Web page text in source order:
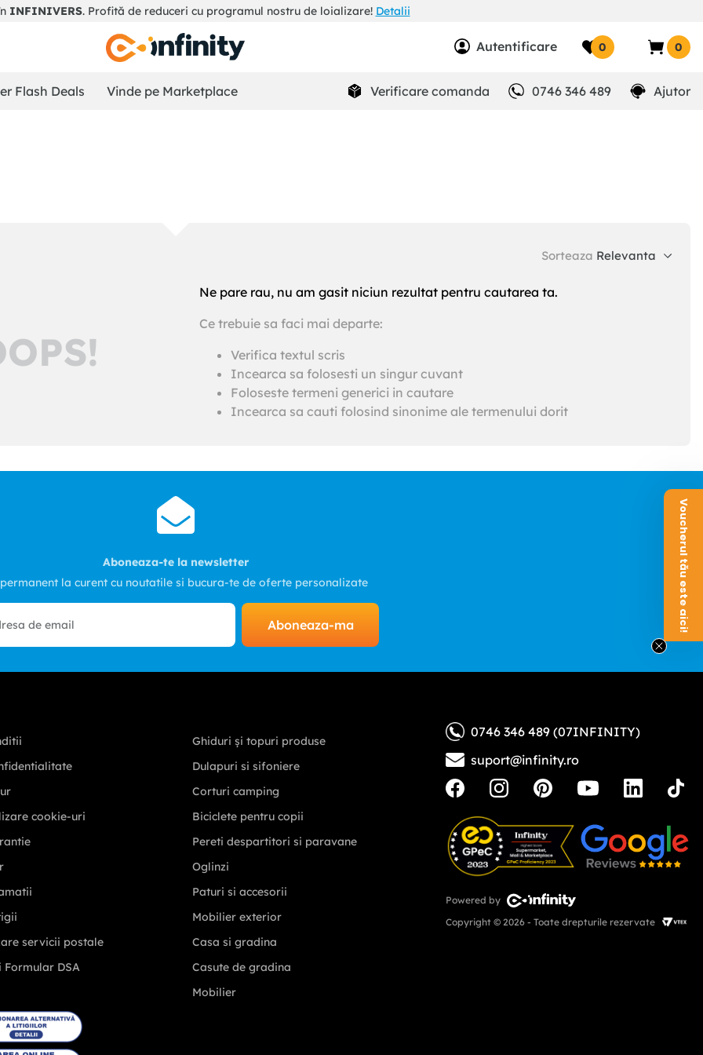
INFINIVERS. Profită de reduceri cu programul nostru de loializare! Detalii
Autentificare 0 0
Flash Deals Vinde pe Marketplace Verificare comanda 0746 346 489 Ajutor
Sorteaza Relevanta
Ne pare rau, nu am gasit niciun rezultat pentru cautarea ta.
Ce trebuie sa faci mai departe:
Verifica textul scris
Incearca sa folosesti un singur cuvant
Foloseste termeni generici in cautare
Incearca sa cauti folosind sinonime ale termenului dorit
Aboneaza-te la newsletter
la curent cu noutatile si bucura-te de oferte personalizate
Aboneaza-ma
cookie-uri
servicii postale
Formular DSA
Ghiduri și topuri produse
Dulapuri si sifoniere
Corturi camping
Biciclete pentru copii
Pereti despartitori si paravane
Oglinzi
Paturi si accesorii
Mobilier exterior
Casa si gradina
Casute de gradina
Mobilier
0746 346 489 (07INFINITY)
suport@infinity.ro
Powered by
Copyright © 2026 - Toate drepturile rezervate
Voucherul tău este aici!